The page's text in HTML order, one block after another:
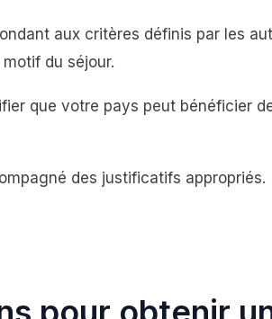
aux critères définis par les
du séjour.
que votre pays peut bénéficier
des justificatifs appropriés.